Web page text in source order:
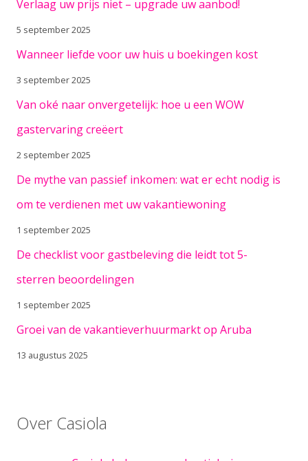
Verlaag uw prijs niet – upgrade uw aanbod!
5 september 2025
Wanneer liefde voor uw huis u boekingen kost
3 september 2025
Van oké naar onvergetelijk: hoe u een WOW
gastervaring creëert
2 september 2025
De mythe van passief inkomen: wat er echt nodig is
om te verdienen met uw vakantiewoning
1 september 2025
De checklist voor gastbeleving die leidt tot 5-
sterren beoordelingen
1 september 2025
Groei van de vakantieverhuurmarkt op Aruba
13 augustus 2025
Over Casiola